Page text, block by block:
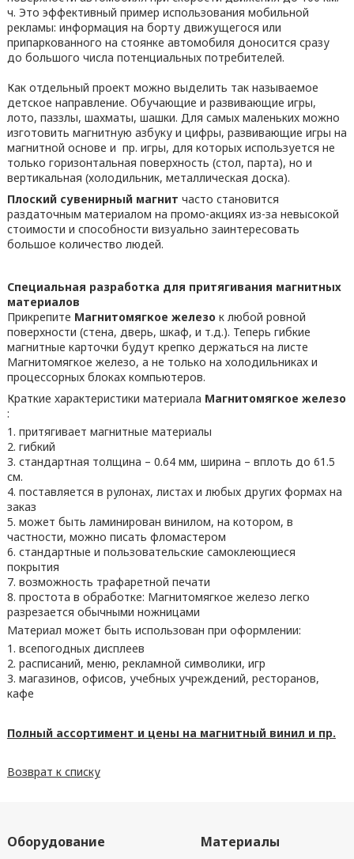
ч. Это эффективный пример использования мобильной
рекламы: информация на борту движущегося или
припаркованного на стоянке автомобиля доносится сразу
до большого числа потенциальных потребителей.
Как отдельный проект можно выделить так называемое
детское направление. Обучающие и развивающие игры,
лото, паззлы, шахматы, шашки. Для самых маленьких можно
изготовить магнитную азбуку и цифры, развивающие игры на
магнитной основе и пр. игры, для которых используется не
только горизонтальная поверхность (стол, парта), но и
вертикальная (холодильник, металлическая доска).
Плоский сувенирный магнит часто становится
раздаточным материалом на промо-акциях из-за невысокой
стоимости и способности визуально заинтересовать
большое количество людей.
Специальная разработка для притягивания магнитных
материалов
Прикрепите Магнитомягкое железо к любой ровной
поверхности (стена, дверь, шкаф, и т.д.). Теперь гибкие
магнитные карточки будут крепко держаться на листе
Магнитомягкое железо, а не только на холодильниках и
процессорных блоках компьютеров.
Краткие характеристики материала Магнитомягкое железо
:
притягивает магнитные материалы
гибкий
стандартная толщина – 0.64 мм, ширина – вплоть до 61.5
см.
поставляется в рулонах, листах и любых других формах на
заказ
может быть ламинирован винилом, на котором, в
частности, можно писать фломастером
стандартные и пользовательские самоклеющиеся
покрытия
возможность трафаретной печати
простота в обработке: Магнитомягкое железо легко
разрезается обычными ножницами
Материал может быть использован при оформлении:
всепогодных дисплеев
расписаний, меню, рекламной символики, игр
магазинов, офисов, учебных учреждений, ресторанов,
кафе
Полный ассортимент и цены на магнитный винил и пр.
Возврат к списку
Оборудование Материалы